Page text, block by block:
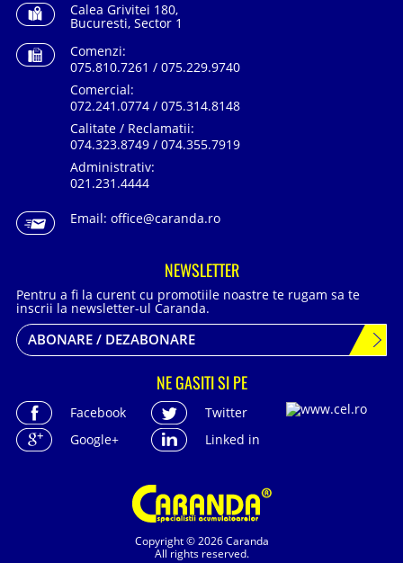
Copyright © 2026 Caranda
All rights reserved.
Calea Grivitei 180,
Bucuresti, Sector 1
Comenzi:
075.810.7261 / 075.229.9740
Comercial:
072.241.0774 / 075.314.8148
Calitate / Reclamatii:
074.323.8749 / 074.355.7919
Administrativ:
021.231.4444
Email: office@caranda.ro
NEWSLETTER
Pentru a fi la curent cu promotiile noastre te rugam sa te
inscrii la newsletter-ul Caranda.
ABONARE / DEZABONARE
NE GASITI SI PE
Facebook
Twitter
Google+
Linked in